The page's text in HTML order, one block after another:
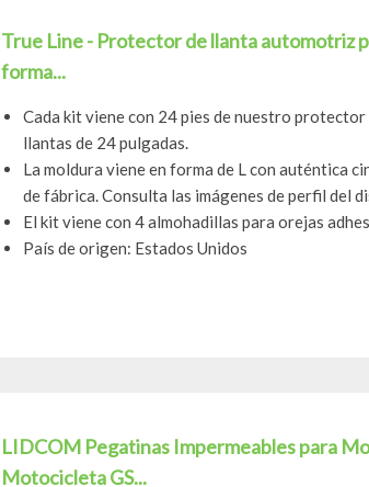
True Line - Protector de llanta automotriz
forma...
Cada kit viene con 24 pies de nuestro
llantas de 24 pulgadas.
La moldura viene en forma de L con auténtica
de fábrica. Consulta las imágenes de perfil del
El kit viene con 4 almohadillas para orejas
País de origen: Estados Unidos
LIDCOM Pegatinas Impermeables para
Motocicleta GS...